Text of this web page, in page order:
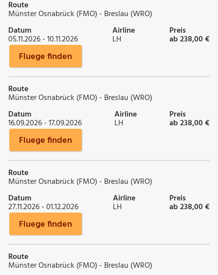
Route
Münster Osnabrück (FMO) - Breslau (WRO)
Datum
05.11.2026 - 10.11.2026
Airline
LH
Preis
ab 238,00 €
Fluege finden
Route
Münster Osnabrück (FMO) - Breslau (WRO)
Datum
16.09.2026 - 17.09.2026
Airline
LH
Preis
ab 238,00 €
Fluege finden
Route
Münster Osnabrück (FMO) - Breslau (WRO)
Datum
27.11.2026 - 01.12.2026
Airline
LH
Preis
ab 238,00 €
Fluege finden
Route
Münster Osnabrück (FMO) - Breslau (WRO)